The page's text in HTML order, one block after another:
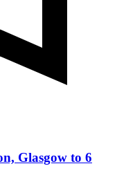
Glasgow to 6